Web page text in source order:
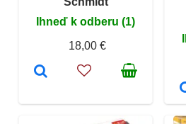
Ihneď k odberu (1)
18,00 €